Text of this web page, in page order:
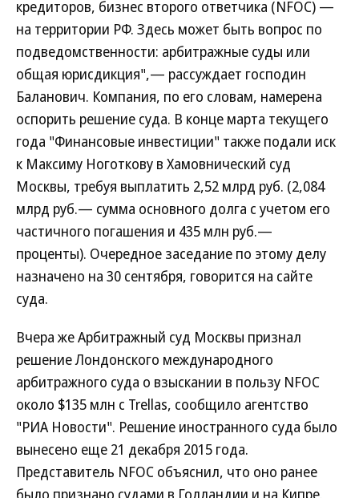
кредиторов, бизнес второго ответчика (NFOC) —
на территории РФ. Здесь может быть вопрос по
подведомственности: арбитражные суды или
общая юрисдикция",— рассуждает господин
Баланович. Компания, по его словам, намерена
оспорить решение суда. В конце марта текущего
года "Финансовые инвестиции" также подали иск
к Максиму Ноготкову в Хамовнический суд
Москвы, требуя выплатить 2,52 млрд руб. (2,084
млрд руб.— сумма основного долга с учетом его
частичного погашения и 435 млн руб.—
проценты). Очередное заседание по этому делу
назначено на 30 сентября, говорится на сайте
суда.
Вчера же Арбитражный суд Москвы признал
решение Лондонского международного
арбитражного суда о взыскании в пользу NFOC
около $135 млн с Trellas, сообщило агентство
"РИА Новости". Решение иностранного суда было
вынесено еще 21 декабря 2015 года.
Представитель NFOC объяснил, что оно ранее
было признано судами в Голландии и на Кипре.